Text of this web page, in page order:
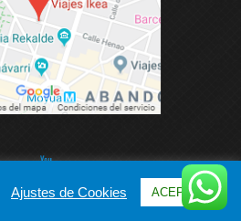
Ajustes de Cookies ACEPTAR